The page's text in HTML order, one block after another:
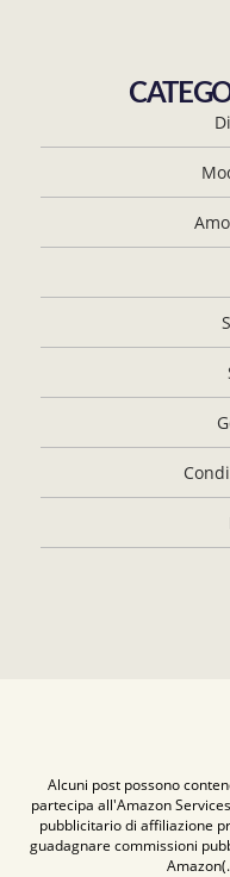
Alcuni post possono
partecipa all'Amazon
pubblicitario di affiliazione
guadagnare commissioni